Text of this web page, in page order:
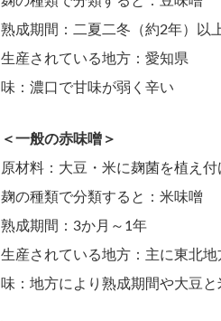
熟成期間：二夏二冬（約2年）以
生産されている地方：愛知県
味：濃口で甘味が弱く辛い
＜一般の赤味噌＞
原材料：大豆・米に麹菌を植え
麹の種類で分類すると：米味噌
熟成期間：3か月～1年
生産されている地方：主に東北
味：地方により熟成期間や大豆